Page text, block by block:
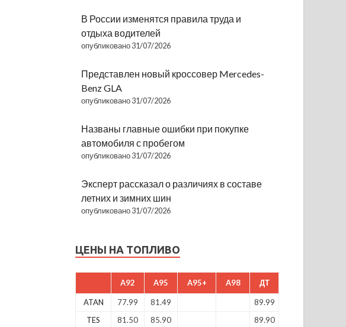
В России изменятся правила труда и
отдыха водителей
опубликовано 31/07/2026
Представлен новый кроссовер Mercedes-
Benz GLA
опубликовано 31/07/2026
Названы главные ошибки при покупке
автомобиля с пробегом
опубликовано 31/07/2026
Эксперт рассказал о различиях в составе
летних и зимних шин
опубликовано 31/07/2026
ЦЕНЫ НА ТОПЛИВО
A92 A95 A95+ A98 ДТ
ATAN 77.99 81.49
89.99
TES
81.50 85.90
89.90